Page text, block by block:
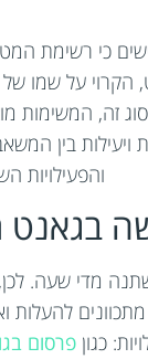
כי רשימת
על שמו של
זה, המשימות
בין
והפעילויות
בגאנט
מדי שעה.
להעלות
כגון פרסום